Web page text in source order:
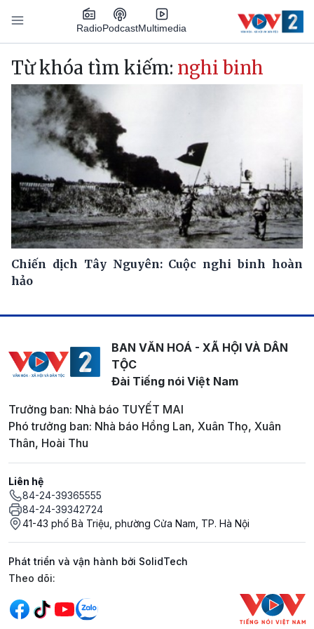
Nhảy đến nội dung
RadioPodcastMultimedia
Main navigation
Từ khóa tìm kiếm: nghi binh
Chiến dịch Tây Nguyên: Cuộc nghi binh hoàn
hảo
BAN VĂN HOÁ - XÃ HỘI VÀ DÂN
TỘC
Đài Tiếng nói Việt Nam
Trưởng ban: Nhà báo TUYẾT MAI
Phó trưởng ban: Nhà báo Hồng Lan, Xuân Thọ, Xuân
Thân, Hoài Thu
Liên hệ
84-24-39365555
84-24-39342724
41-43 phố Bà Triệu, phường Cửa Nam, TP. Hà Nội
Phát triển và vận hành bởi SolidTech
Mạng xã hội
Theo dõi: